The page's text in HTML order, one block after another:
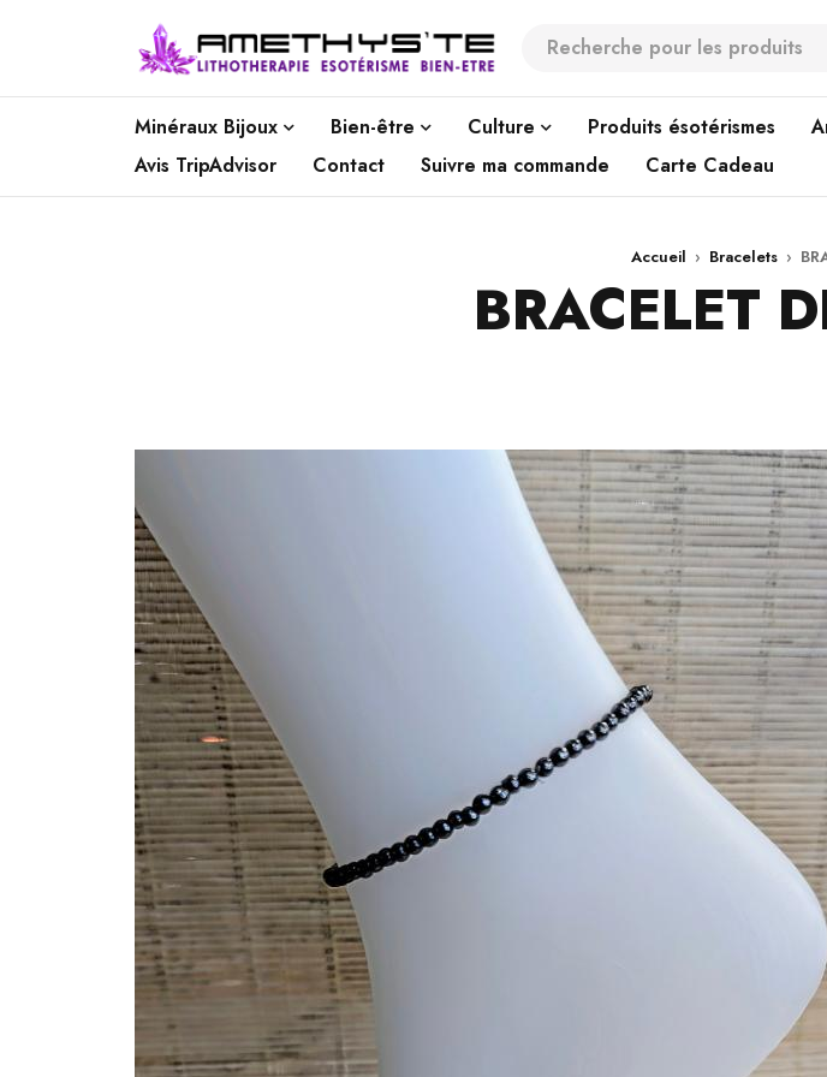
Minéraux Bijoux Bien-être Culture Produits ésotérismes
Avis TripAdvisor
Contact Suivre ma commande Carte Cadeau
Accueil › Bracelets ›
BRACELET